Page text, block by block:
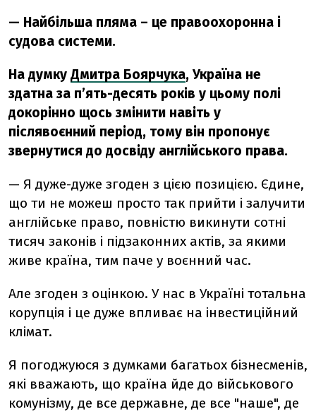
— Найбільша пляма – це правоохоронна і
судова системи.
На думку Дмитра Боярчука, Україна не
здатна за пʼять-десять років у цьому полі
докорінно щось змінити навіть у
післявоєнний період, тому він пропонує
звернутися до досвіду англійського права.
— Я дуже-дуже згоден з цією позицією. Єдине,
що ти не можеш просто так прийти і залучити
англійське право, повністю викинути сотні
тисяч законів і підзаконних актів, за якими
живе країна, тим паче у воєнний час.
Але згоден з оцінкою. У нас в Україні тотальна
корупція і це дуже впливає на інвестиційний
клімат.
Я погоджуюся з думками багатьох бізнесменів,
які вважають, що країна йде до військового
комунізму, де все державне, де все "наше", де